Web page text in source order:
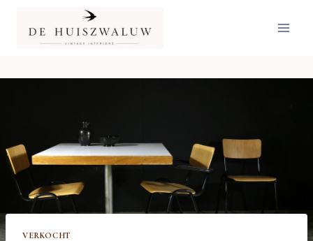
inhoud
VERKOCHT